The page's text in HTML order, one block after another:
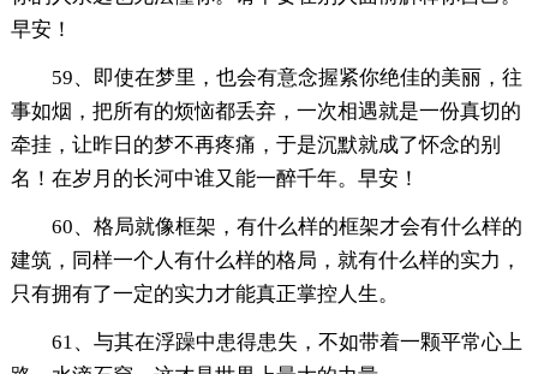
早安！
59、即使在梦里，也会有意念握紧你绝佳的美丽，往
事如烟，把所有的烦恼都丢弃，一次相遇就是一份真切的
牵挂，让昨日的梦不再疼痛，于是沉默就成了怀念的别
名！在岁月的长河中谁又能一醉千年。早安！
60、格局就像框架，有什么样的框架才会有什么样的
建筑，同样一个人有什么样的格局，就有什么样的实力，
只有拥有了一定的实力才能真正掌控人生。
61、与其在浮躁中患得患失，不如带着一颗平常心上